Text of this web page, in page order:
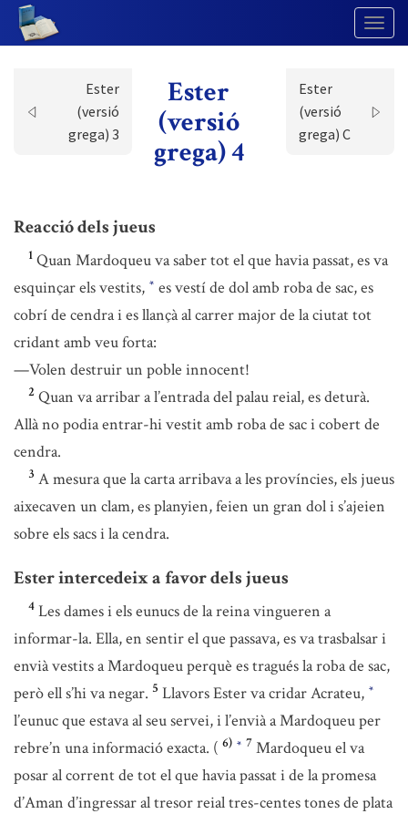
Ester
(versió
grega) 3
Ester
(versió
grega) 4
Ester
(versió
grega) C
Reacció dels jueus
1 Quan Mardoqueu va saber tot el que havia passat, es va
esquinçar els vestits, * es vestí de dol amb roba de sac, es
cobrí de cendra i es llançà al carrer major de la ciutat tot
cridant amb veu forta:
—Volen destruir un poble innocent!
2 Quan va arribar a l’entrada del palau reial, es deturà.
Allà no podia entrar-hi vestit amb roba de sac i cobert de
cendra.
3 A mesura que la carta arribava a les províncies, els jueus
aixecaven un clam, es planyien, feien un gran dol i s’ajeien
sobre els sacs i la cendra.
Ester intercedeix a favor dels jueus
4 Les dames i els eunucs de la reina vingueren a
informar-la. Ella, en sentir el que passava, es va trasbalsar i
envià vestits a Mardoqueu perquè es tragués la roba de sac,
però ell s’hi va negar. 5 Llavors Ester va cridar Acrateu, *
l’eunuc que estava al seu servei, i l’envià a Mardoqueu per
rebre’n una informació exacta. ( 6) * 7 Mardoqueu el va
posar al corrent de tot el que havia passat i de la promesa
d’Aman d’ingressar al tresor reial tres-centes tones de plata